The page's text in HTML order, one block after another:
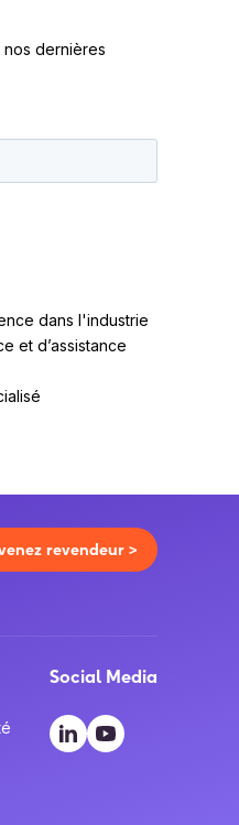
dernières
dans l'industrie
et d’assistance
revendeur >
Social Media